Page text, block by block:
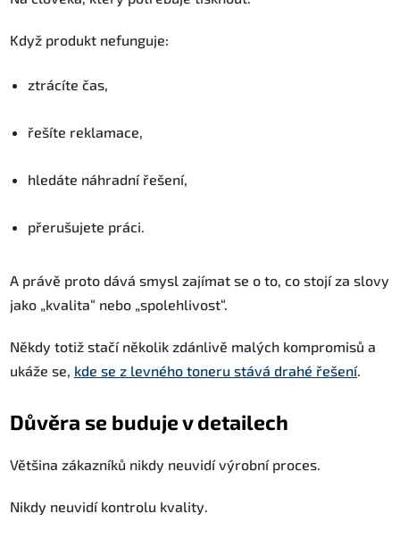
Když produkt nefunguje:
ztrácíte čas,
řešíte reklamace,
hledáte náhradní řešení,
přerušujete práci.
A právě proto dává smysl zajímat se o to, co stojí za slovy
jako „kvalita“ nebo „spolehlivost“.
Někdy totiž stačí několik zdánlivě malých kompromisů a
ukáže se, kde se z levného toneru stává drahé řešení.
Důvěra se buduje v detailech
Většina zákazníků nikdy neuvidí výrobní proces.
Nikdy neuvidí kontrolu kvality.